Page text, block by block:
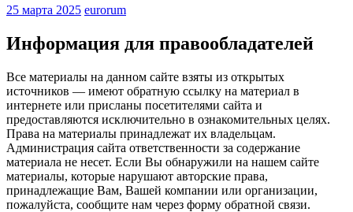
25 марта 2025 eurorum
Информация для правообладателей
Все материалы на данном сайте взяты из открытых
источников — имеют обратную ссылку на материал в
интернете или присланы посетителями сайта и
предоставляются исключительно в ознакомительных целях.
Права на материалы принадлежат их владельцам.
Администрация сайта ответственности за содержание
материала не несет. Если Вы обнаружили на нашем сайте
материалы, которые нарушают авторские права,
принадлежащие Вам, Вашей компании или организации,
пожалуйста, сообщите нам через форму обратной связи.